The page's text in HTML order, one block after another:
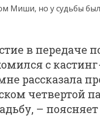
Миши, но у судьбы
в передаче
с
рассказала
четвертой
–